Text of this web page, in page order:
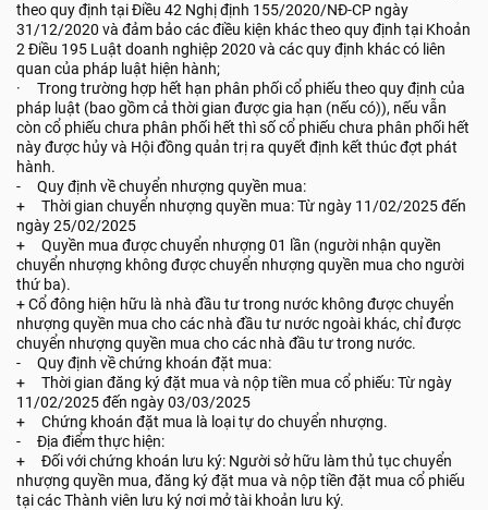
theo quy định tại Điều 42 Nghị định 155/2020/NĐ-CP ngày
31/12/2020 và đảm bảo các điều kiện khác theo quy định tại Khoản
2 Điều 195 Luật doanh nghiệp 2020 và các quy định khác có liên
quan của pháp luật hiện hành;
· Trong trường hợp hết hạn phân phối cổ phiếu theo quy định của
pháp luật (bao gồm cả thời gian được gia hạn (nếu có)), nếu vẫn
còn cổ phiếu chưa phân phối hết thì số cổ phiếu chưa phân phối hết
này được hủy và Hội đồng quản trị ra quyết định kết thúc đợt phát
hành.
- Quy định về chuyển nhượng quyền mua:
+ Thời gian chuyển nhượng quyền mua: Từ ngày 11/02/2025 đến
ngày 25/02/2025
+ Quyền mua được chuyển nhượng 01 lần (người nhận quyền
chuyển nhượng không được chuyển nhượng quyền mua cho người
thứ ba).
+ Cổ đông hiện hữu là nhà đầu tư trong nước không được chuyển
nhượng quyền mua cho các nhà đầu tư nước ngoài khác, chỉ được
chuyển nhượng quyền mua cho các nhà đầu tư trong nước.
- Quy định về chứng khoán đặt mua:
+ Thời gian đăng ký đặt mua và nộp tiền mua cổ phiếu: Từ ngày
11/02/2025 đến ngày 03/03/2025
+ Chứng khoán đặt mua là loại tự do chuyển nhượng.
- Địa điểm thực hiện:
+ Đối với chứng khoán lưu ký: Người sở hữu làm thủ tục chuyển
nhượng quyền mua, đăng ký đặt mua và nộp tiền đặt mua cổ phiếu
tại các Thành viên lưu ký nơi mở tài khoản lưu ký.